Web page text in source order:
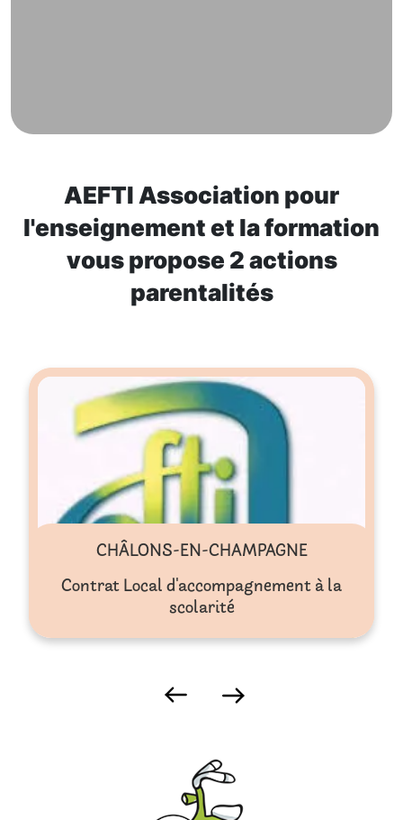
AEFTI Association pour
l'enseignement et la formation
vous propose 2 actions
parentalités
CHÂLONS-EN-CHAMPAGNE
Contrat Local d'accompagnement à la
scolarité